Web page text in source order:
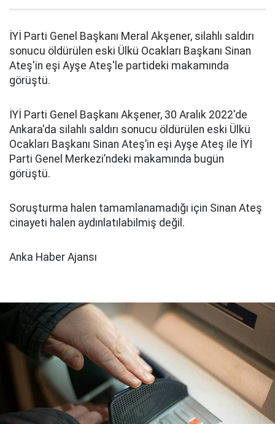
İYİ Parti Genel Başkanı Meral Akşener, silahlı saldırı
sonucu öldürülen eski Ülkü Ocakları Başkanı Sinan
Ateş'in eşi Ayşe Ateş'le partideki makamında
görüştü.
İYİ Parti Genel Başkanı Akşener, 30 Aralık 2022'de
Ankara'da silahlı saldırı sonucu öldürülen eski Ülkü
Ocakları Başkanı Sinan Ateş’in eşi Ayşe Ateş ile İYİ
Parti Genel Merkezi’ndeki makamında bugün
görüştü.
Soruşturma halen tamamlanamadığı için Sinan Ateş
cinayeti halen aydınlatılabilmiş değil.
Anka Haber Ajansı